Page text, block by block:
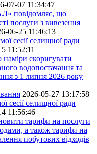
07-07 11:34:47
повідомляє, що
послуги з вивезення
06-25 11:46:13
сесії селищної ради
11:52:11
скоригувати
водопостачання та
з 1 липня 2026 року
2026-05-27 13:17:58
сесії селищної ради
11:56:46
тарифи на послуги
а також тарифи на
побутових відходів